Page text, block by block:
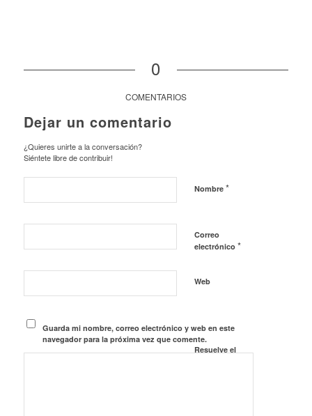
0
COMENTARIOS
Dejar un comentario
¿Quieres unirte a la conversación?
Siéntete libre de contribuir!
Nombre *
Correo
electrónico *
Web
Guarda mi nombre, correo electrónico y web en este
navegador para la próxima vez que comente.
Resuelve el